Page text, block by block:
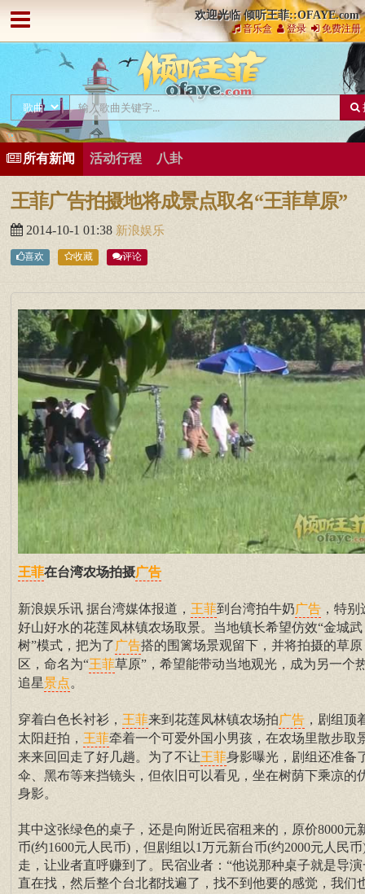
欢迎光临 倾听王菲::OFAYE.com
音乐盒 登录 免费注册
所有新闻 活动行程 八卦
王菲广告拍摄地将成景点取名“王菲草原”
2014-10-1 01:38 新浪娱乐
喜欢 收藏 评论
王菲在台湾农场拍摄广告
新浪娱乐讯 据台湾媒体报道， 王菲到台湾拍牛奶广告 ，特别
好山好水的花莲凤林镇农场取景。当地镇长希望仿效“金城武
树”模式，把为了广告搭的围篱场景观留下，并将拍摄的草原
区，命名为“王菲草原”，希望能带动当地观光，成为另一个
追星景点。
穿着白色长衬衫， 王菲来到花莲凤林镇农场拍广告 ，剧组顶
太阳赶拍， 王菲牵着一个可爱外国小男孩，在农场里散步取
来来回回走了好几趟。为了不让王菲身影曝光，剧组还准备
伞、黑布等来挡镜头，但依旧可以看见，坐在树荫下乘凉的
身影。
其中这张绿色的桌子，还是向附近民宿租来的，原价8000元
币(约1600元人民币)，但剧组以1万元新台币(约2000元人民
走，让业者直呼赚到了。民宿业者：“他说那种桌子就是导演
直在找，然后整个台北都找遍了，找不到他要的感觉，我们